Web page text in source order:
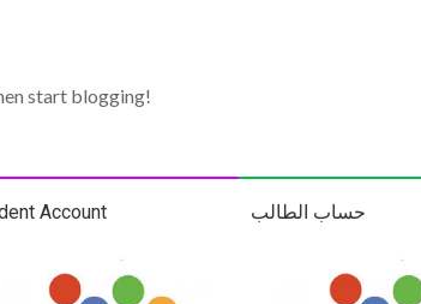
start blogging!
Account حساب الطالب